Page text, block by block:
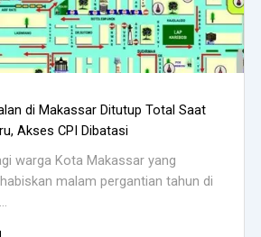
di Makassar Ditutup Total Saat
Akses CPI Dibatasi
warga Kota Makassar yang
malam pergantian tahun di